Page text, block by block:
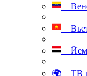
🌍 ТВ